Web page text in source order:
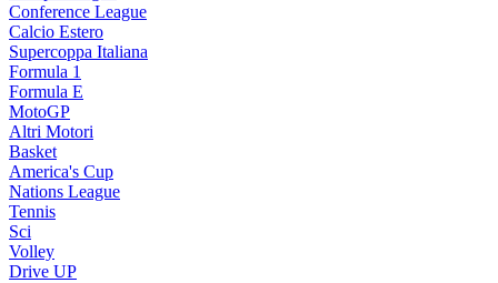
Conference League
Calcio Estero
Supercoppa Italiana
Formula 1
Formula E
MotoGP
Altri Motori
Basket
America's Cup
Nations League
Tennis
Sci
Volley
Drive UP